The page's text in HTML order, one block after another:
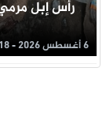
رأس إبل
6 أغسطس 2026 - 0:18